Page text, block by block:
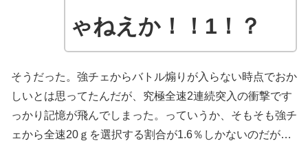
ゃねえか！！1！？
そうだった。強チェからバトル煽りが入らない時点でおか
しいとは思ってたんだが、究極全速2連続突入の衝撃です
っかり記憶が飛んでしまった。っていうか、そもそも強チ
ェから全速20ｇを選択する割合が1.6％しかないのだが…